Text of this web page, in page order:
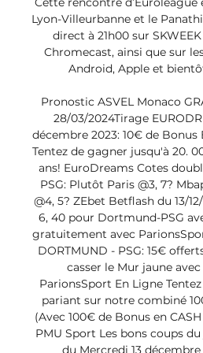
Lyon-Villeurbanne et le
direct à 21h00 sur
Chromecast, ainsi que sur
Android, Apple et
Pronostic ASVEL Monaco
28/03/2024Tirage
décembre 2023: 10€ de Bonus
Tentez de gagner jusqu'à 20.
ans! EuroDreams Cotes
PSG: Plutôt Paris @3, 7?
@4, 5? ZEbet Betflash du 13/
6, 40 pour Dortmund-PSG
gratuitement avec
DORTMUND - PSG: 15€
casser le Mur jaune
ParionsSport En Ligne
pariant sur notre combiné
(Avec 100€ de Bonus en
PMU Sport Les bons coups
du Mercredi 13 décembre